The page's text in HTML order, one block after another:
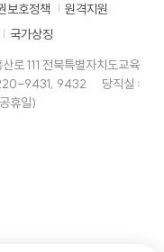
보호정책
원격지원
국가상징
로 111 전북특별자치도교육
9431, 9432
당직실 :
휴일)